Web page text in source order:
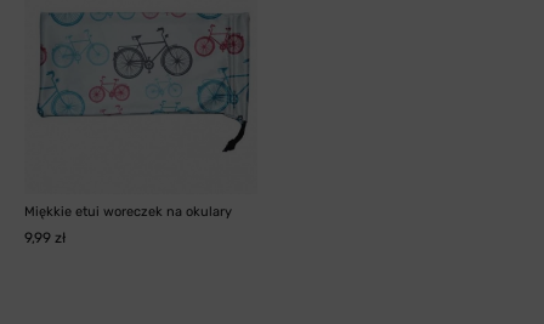
Miękkie etui woreczek na okulary
9,99 zł